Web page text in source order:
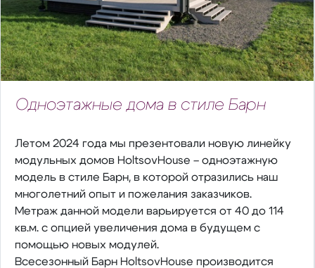
Одноэтажные дома в стиле Барн
Летом 2024 года мы презентовали новую линейку
модульных домов HoltsovHouse – одноэтажную
модель в стиле Барн, в которой отразились наш
многолетний опыт и пожелания заказчиков.
Метраж данной модели варьируется от 40 до 114
кв.м. с опцией увеличения дома в будущем с
помощью новых модулей.
Всесезонный Барн HoltsovHouse производится